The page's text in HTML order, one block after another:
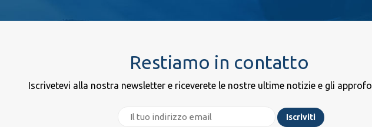
Restiamo in contatto
Iscrivetevi alla nostra newsletter e riceverete le nostre ultime notizie e gli